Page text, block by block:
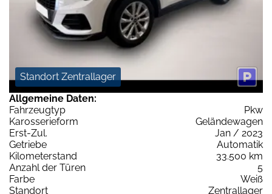
Standort Zentrallager
Allgemeine Daten:
Fahrzeugtyp
Pkw
Karosserieform
Geländewagen
Erst-Zul.
Jan / 2023
Getriebe
Automatik
Kilometerstand
33.500 km
Anzahl der Türen
5
Farbe
Weiß
Standort
Zentrallager